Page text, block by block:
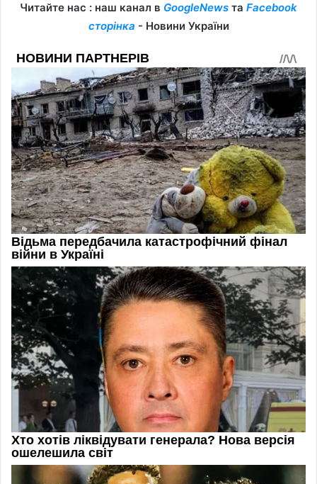
Читайте нас : наш канал в GoogleNews та Facebook
сторінка - Новини України